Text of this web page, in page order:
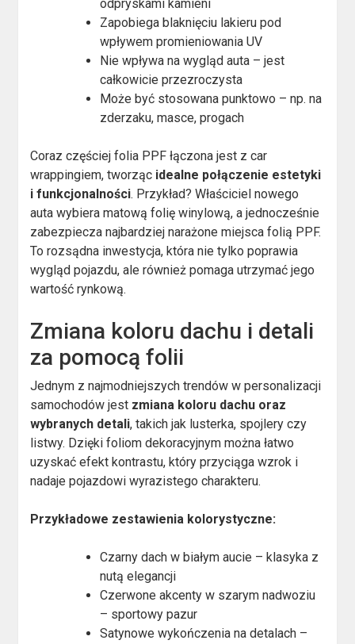
odpryskami kamieni
Zapobiega blaknięciu lakieru pod
wpływem promieniowania UV
Nie wpływa na wygląd auta – jest
całkowicie przezroczysta
Może być stosowana punktowo – np. na
zderzaku, masce, progach
Coraz częściej folia PPF łączona jest z car
wrappingiem, tworząc idealne połączenie estetyki
i funkcjonalności. Przykład? Właściciel nowego
auta wybiera matową folię winylową, a jednocześnie
zabezpiecza najbardziej narażone miejsca folią PPF.
To rozsądna inwestycja, która nie tylko poprawia
wygląd pojazdu, ale również pomaga utrzymać jego
wartość rynkową.
Zmiana koloru dachu i detali
za pomocą folii
Jednym z najmodniejszych trendów w personalizacji
samochodów jest zmiana koloru dachu oraz
wybranych detali, takich jak lusterka, spojlery czy
listwy. Dzięki foliom dekoracyjnym można łatwo
uzyskać efekt kontrastu, który przyciąga wzrok i
nadaje pojazdowi wyrazistego charakteru.
Przykładowe zestawienia kolorystyczne:
Czarny dach w białym aucie – klasyka z
nutą elegancji
Czerwone akcenty w szarym nadwoziu
– sportowy pazur
Satynowe wykończenia na detalach –